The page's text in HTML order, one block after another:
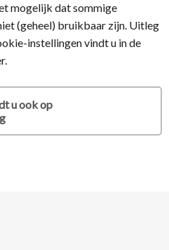
mogelijk dat sommige
(geheel) bruikbaar zijn. Uitleg
instellingen vindt u in de
u ook op